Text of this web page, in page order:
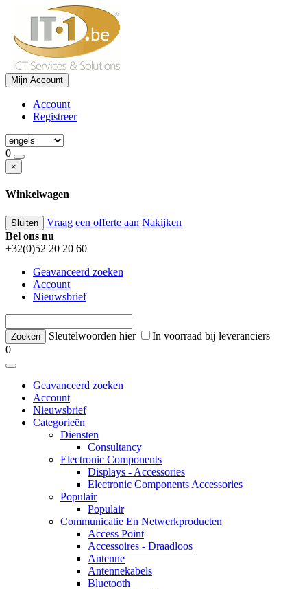
Mijn Account
Account
Registreer
0
×
Winkelwagen
Sluiten Vraag een offerte aan Nakijken
Bel ons nu
+32(0)52 20 20 60
Geavanceerd zoeken
Account
Nieuwsbrief
Sleutelwoorden hier
In voorraad bij leveranciers
0
Geavanceerd zoeken
Account
Nieuwsbrief
Categorieën
Diensten
Consultancy
Electronic Components
Displays - Accessories
Electronic Components Accessories
Populair
Populair
Communicatie En Netwerkproducten
Access Point
Accessoires - Draadloos
Antenne
Antennekabels
Bluetooth